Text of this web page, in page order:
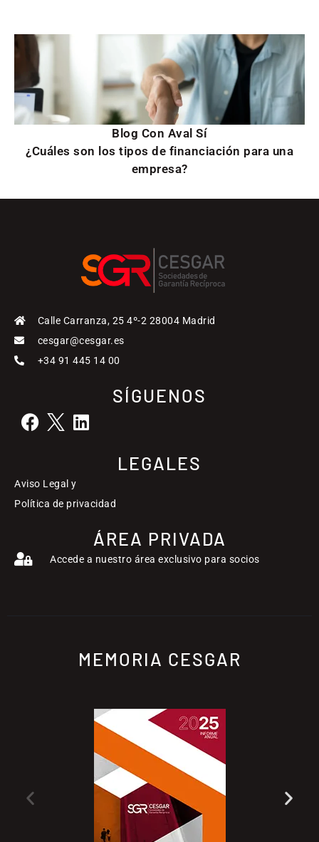
Blog Con Aval Sí
¿Cuáles son los tipos de financiación para una
empresa?
Calle Carranza, 25 4º-2 28004 Madrid
cesgar@cesgar.es
+34 91 445 14 00
SÍGUENOS
LEGALES
Aviso Legal y
Política de privacidad
ÁREA PRIVADA
Accede a nuestro área exclusivo para socios
MEMORIA CESGAR